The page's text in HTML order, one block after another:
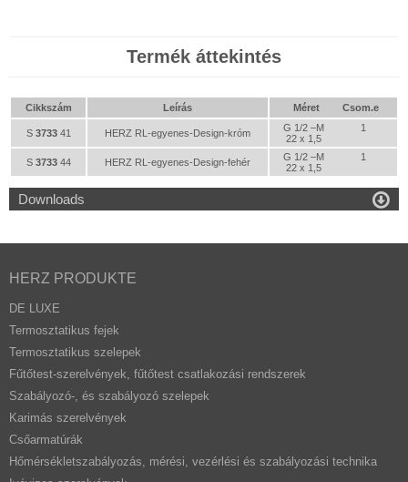
Termék áttekintés
Cikkszám Leírás Méret Csom.e
S 373341 HERZ RL-egyenes-Design-króm
G 1/2 –M
22 x 1,5
1
S 373344 HERZ RL-egyenes-Design-fehér
G 1/2 –M
22 x 1,5
1
Downloads 
HERZ PRODUKTE
DE LUXE
Termosztatikus fejek
Termosztatikus szelepek
Fűtőtest-szerelvények, fűtőtest csatlakozási rendszerek
Szabályozó-, és szabályozó szelepek
Karimás szerelvények
Csőarmatúrák
Hőmérsékletszabályozás, mérési, vezérlési és szabályozási technika